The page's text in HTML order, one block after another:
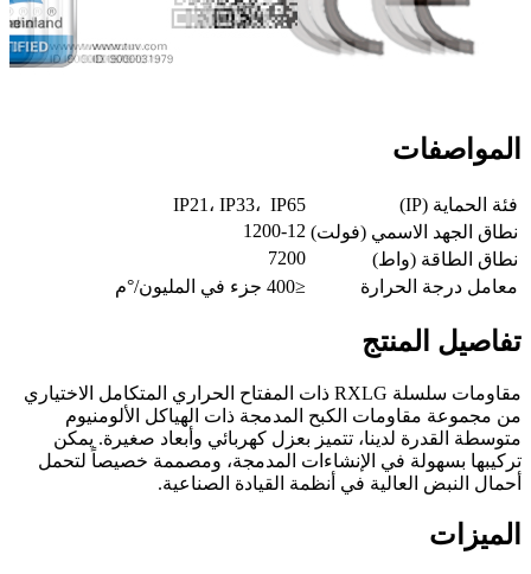
المواصفات
فئة الحماية (IP)
IP21، IP33، IP65
نطاق الجهد الاسمي (فولت) 1200-12
نطاق الطاقة (واط)
7200
معامل درجة الحرارة
≤400 جزء في المليون/°م
تفاصيل المنتج
مقاومات سلسلة RXLG ذات المفتاح الحراري المتكامل الاختياري
من مجموعة مقاومات الكبح المدمجة ذات الهياكل الألومنيوم
متوسطة القدرة لدينا، تتميز بعزل كهربائي وأبعاد صغيرة. يمكن
تركيبها بسهولة في الإنشاءات المدمجة، ومصممة خصيصاً لتحمل
أحمال النبض العالية في أنظمة القيادة الصناعية.
الميزات